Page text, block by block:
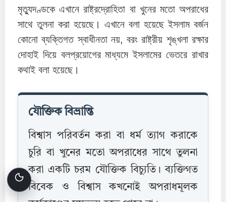
মৃত্যুদণ্ডকে এখানে রাষ্ট্রদ্রোহিতা বা খুনের মতো অপরাধের
সাথে তুলনা করা হয়েছে। এখানে বলা হয়েছে ইসলাম বর্জন
কোনো ব্যক্তিগত স্বাধীনতা নয়, বরং রাষ্ট্রীয় শৃঙ্খলা রক্ষার
দোহাই দিয়ে বলপ্রয়োগের মাধ্যমে ইসলামের ভেতরে রাখার
কথাই বলা হয়েছে।
যৌক্তিক বিভ্রান্তি
বিশ্বাস পরিবর্তন করা বা ধর্ম ত্যাগ করাকে
চুরি বা খুনের মতো অপরাধের সাথে তুলনা
করা একটি চরম যৌক্তিক বিচ্যুতি। ব্যক্তিগত
বিবেক ও বিশ্বাস কখনোই অপরাধমূলক